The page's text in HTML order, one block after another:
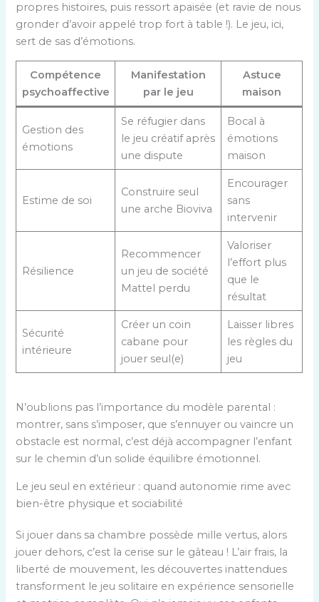
propres histoires, puis ressort apaisée (et ravie de nous
gronder d’avoir appelé trop fort à table !). Le jeu, ici,
sert de sas d’émotions.
Compétence
psychoaffective
Manifestation
par le jeu
Astuce
maison
Gestion des
émotions
Se réfugier dans
le jeu créatif après
une dispute
Bocal à
émotions
maison
Estime de soi
Construire seul
une arche Bioviva
Encourager
sans
intervenir
Résilience
Recommencer
un jeu de société
Mattel perdu
Valoriser
l’effort plus
que le
résultat
Sécurité
intérieure
Créer un coin
cabane pour
jouer seul(e)
Laisser libres
les règles du
jeu
N’oublions pas l’importance du modèle parental :
montrer, sans s’imposer, que s’ennuyer ou vaincre un
obstacle est normal, c’est déjà accompagner l’enfant
sur le chemin d’un solide équilibre émotionnel.
Le jeu seul en extérieur : quand autonomie rime avec
bien-être physique et sociabilité
Si jouer dans sa chambre possède mille vertus, alors
jouer dehors, c’est la cerise sur le gâteau ! L’air frais, la
liberté de mouvement, les découvertes inattendues
transforment le jeu solitaire en expérience sensorielle